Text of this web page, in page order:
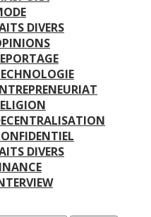
DIVERS
DIVERS